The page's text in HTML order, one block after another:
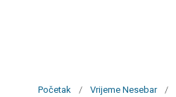
Početak / Vrijeme Nesebar /